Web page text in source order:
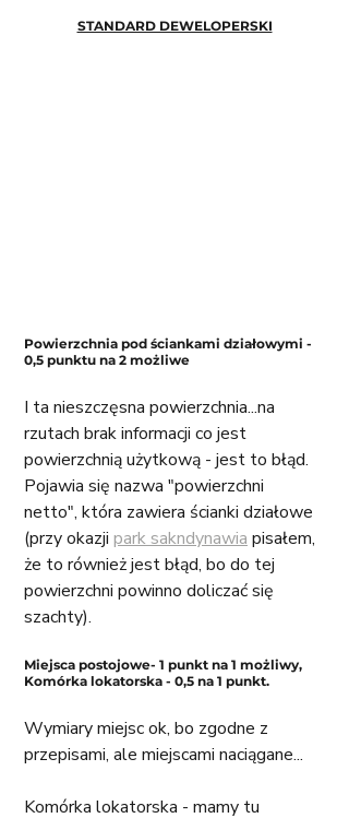
STANDARD DEWELOPERSKI
Powierzchnia pod ściankami działowymi -
0,5 punktu na 2 możliwe
I ta nieszczęsna powierzchnia...na
rzutach brak informacji co jest
powierzchnią użytkową - jest to błąd.
Pojawia się nazwa "powierzchni
netto", która zawiera ścianki działowe
(przy okazji park sakndynawia pisałem,
że to również jest błąd, bo do tej
powierzchni powinno doliczać się
szachty).
Miejsca postojowe- 1 punkt na 1 możliwy,
Komórka lokatorska - 0,5 na 1 punkt.
Wymiary miejsc ok, bo zgodne z
przepisami, ale miejscami naciągane...
Komórka lokatorska - mamy tu